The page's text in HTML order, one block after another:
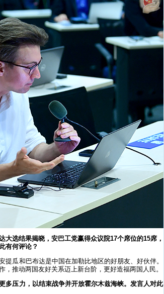
选结果揭晓，安巴工党赢得众议院17个席位的15席，
有何评论？
瓜和巴布达是中国在加勒比地区的好朋友、好伙伴。
推动两国友好关系迈上新台阶，更好造福两国人民。
多压力，以结束战争并开放霍尔木兹海峡。发言人对此